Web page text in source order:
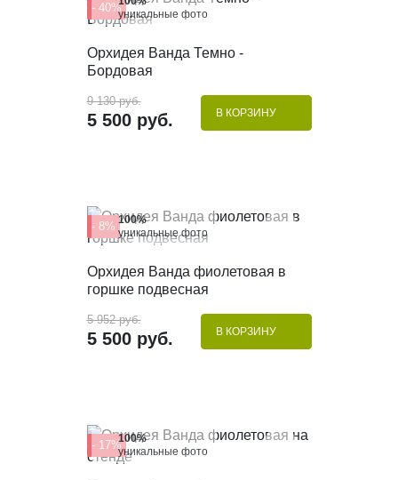
- 40%уникальные фото
КУПИТЬ В 1 КЛИК
Орхидея Ванда Темно -
Бордовая
9 130 руб.
5 500 руб. В КОРЗИНУ
- 8% 100%
уникальные фото
КУПИТЬ В 1 КЛИК
Орхидея Ванда фиолетовая в
горшке подвесная
5 952 руб.
5 500 руб. В КОРЗИНУ
- 17%100%
уникальные фото